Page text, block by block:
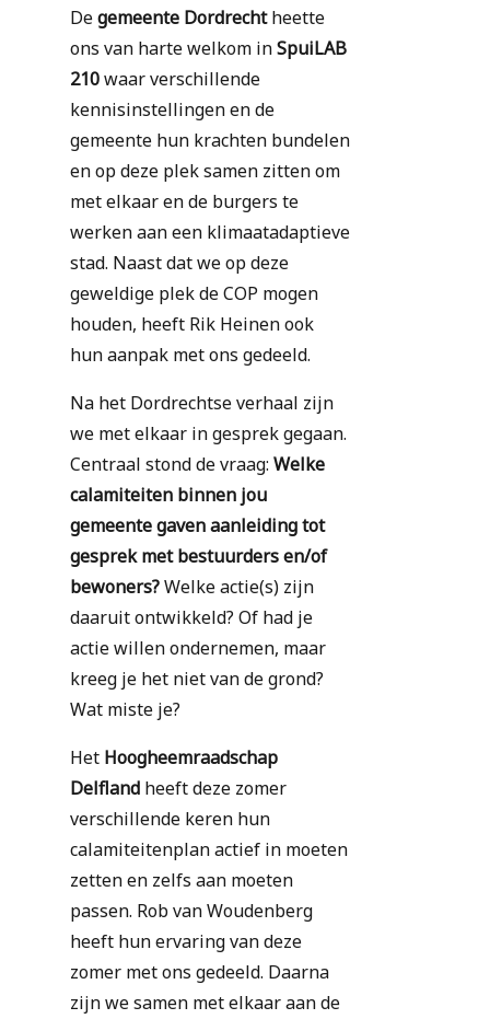
Degemeente Dordrechtheette
ons van harte welkom inSpuiLAB
210waar verschillende
kennisinstellingen en de
gemeente hun krachten bundelen
en op deze plek samen zitten om
met elkaar en de burgers te
werken aan een klimaatadaptieve
stad. Naast dat we op deze
geweldige plek de COP mogen
houden, heeft Rik Heinen ook
hun aanpak met ons gedeeld.
Na het Dordrechtse verhaal zijn
we met elkaar in gesprek gegaan.
Centraal stond de vraag: Welke
calamiteiten binnen jou
gemeente gaven aanleiding tot
gesprek met bestuurders en/of
bewoners?Welke actie(s) zijn
daaruit ontwikkeld? Of had je
actie willen ondernemen, maar
kreeg je het niet van de grond?
Wat miste je?
Het Hoogheemraadschap
Delfland heeft deze zomer
verschillende keren hun
calamiteitenplan actief in moeten
zetten en zelfs aan moeten
passen. Rob van Woudenberg
heeft hun ervaring van deze
zomer met ons gedeeld. Daarna
zijn we samen met elkaar aan de